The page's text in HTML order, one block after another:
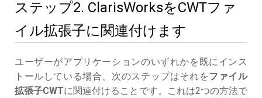
ステップ2. ClarisWorksをCWTファ
イル拡張子に関連付けます
ユーザーがアプリケーションのいずれかを既にインス
トールしている場合、次のステップはそれをファイル
拡張子CWTに関連付けることです。これは2つの方法で